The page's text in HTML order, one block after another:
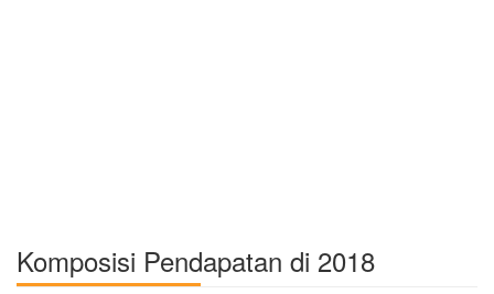
Komposisi Pendapatan di 2018